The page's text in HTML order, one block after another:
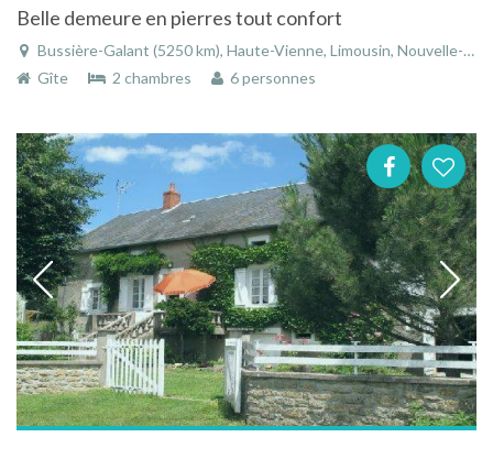
Belle demeure en pierres tout confort
Bussière-Galant (5250 km), Haute-Vienne, Limousin, Nouvelle-Aquitaine, France
Gîte
2 chambres 6 personnes